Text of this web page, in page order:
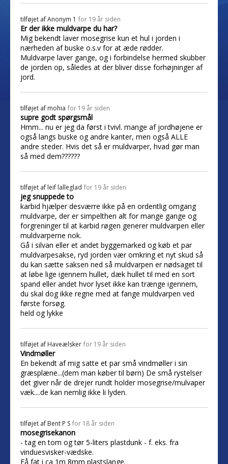
tilføjet afAnonym 1 for 19 år siden
Er der ikke muldvarpe du har?
Mig bekendt laver mosegrise kun et hul i jorden i
nærheden af buske o.s.v for at æde rødder.
Muldvarpe laver gange, og i forbindelse hermed skubber
de jorden op, således at der bliver disse forhøjninger af
jord.
tilføjet af mohia for 19 år siden
supre godt spørgsmål
Hmm... nu er jeg da først i tvivl. mange af jordhøjene er
også langs buske og andre kanter, men også ALLE
andre steder. Hvis det så er muldvarper, hvad gør man
så med dem??????
tilføjet af leif lalleglad for 19 år siden
jeg snuppede to
karbid hjælper desværre ikke på en ordentlig omgang
muldvarpe, der er simpelthen alt for mange gange og
forgreninger til at karbid røgen generer muldvarpen eller
muldvarperne nok.
Gå i silvan eller et andet byggemarked og køb et par
muldvarpesakse, ryd jorden vær omkring et nyt skud så
du kan sætte saksen ned så muldvarpen er nødsaget til
at løbe lige igennem hullet, dæk hullet til med en sort
spand eller andet hvor lyset ikke kan trænge igennem,
du skal dog ikke regne med at fange muldvarpen ved
første forsøg.
held og lykke
tilføjet af Haveælsker for 19 år siden
Vindmøller
En bekendt af mig satte et par små vindmøller i sin
græsplæne...(dem man køber til børn) De små rystelser
det giver når de drejer rundt holder mosegrise/mulvaper
væk....de kan nemlig ikke li lyden.
tilføjet af Bent P S for 18 år siden
mosegrisekanon
- tag en tom og tør 5-liters plastdunk - f. eks. fra
vinduesvisker-vædske.
Få fat i ca 1m 8mm plastslange.